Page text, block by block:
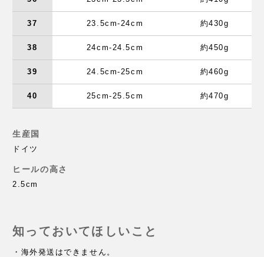
37 23.5cm-24cm 約430g
38 24cm-24.5cm 約450g
39 24.5cm-25cm 約460g
40 25cm-25.5cm 約470g
生産国
ドイツ
ヒールの高さ
2.5cm
知っておいてほしいこと
・海外発送はできません。